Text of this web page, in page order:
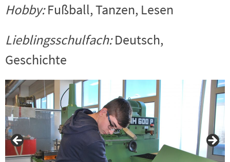
Hobby:Fußball, Tanzen, Lesen
Lieblingsschulfach:Deutsch,
Geschichte